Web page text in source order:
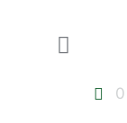
0